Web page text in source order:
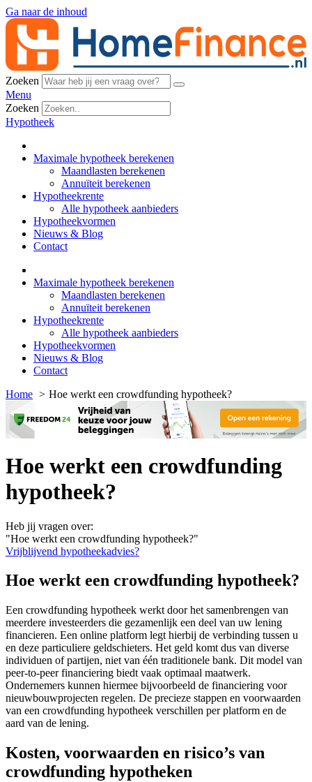
Ga naar de inhoud
Zoeken
Menu
Zoeken
Hypotheek
Maximale hypotheek berekenen
Maandlasten berekenen
Annuïteit berekenen
Hypotheekrente
Alle hypotheek aanbieders
Hypotheekvormen
Nieuws & Blog
Contact
Maximale hypotheek berekenen
Maandlasten berekenen
Annuïteit berekenen
Hypotheekrente
Alle hypotheek aanbieders
Hypotheekvormen
Nieuws & Blog
Contact
Home
Hoe werkt een crowdfunding hypotheek?
Hoe werkt een crowdfunding
hypotheek?
Heb jij vragen over:
"Hoe werkt een crowdfunding hypotheek?"
Vrijblijvend hypotheekadvies?
Hoe werkt een crowdfunding hypotheek?
Een crowdfunding hypotheek werkt door het samenbrengen van
meerdere investeerders die gezamenlijk een deel van uw lening
financieren. Een online platform legt hierbij de verbinding tussen u
en deze particuliere geldschieters. Het geld komt dus van diverse
individuen of partijen, niet van één traditionele bank. Dit model van
peer-to-peer financiering biedt vaak optimaal maatwerk.
Ondernemers kunnen hiermee bijvoorbeeld de financiering voor
nieuwbouwprojecten regelen. De precieze stappen en voorwaarden
van een crowdfunding hypotheek verschillen per platform en de
aard van de lening.
Kosten, voorwaarden en risico’s van
crowdfunding hypotheken